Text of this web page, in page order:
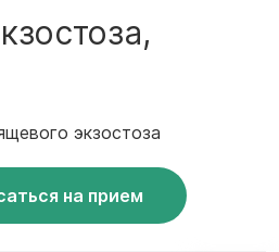
экзостоза
на прием